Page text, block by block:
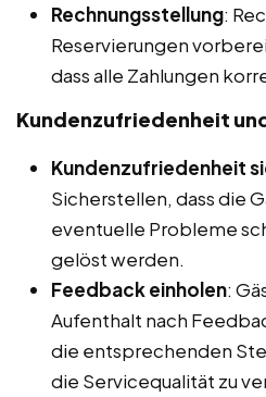
Rechnungsstellung:
Reservierungen
dass alle Zahlungen
Kundenzufriedenheit
Kundenzufriedenheit
Sicherstellen, dass die
eventuelle Probleme
gelöst werden.
Feedback einholen:
Aufenthalt nach
die entsprechenden
die Servicequalität zu